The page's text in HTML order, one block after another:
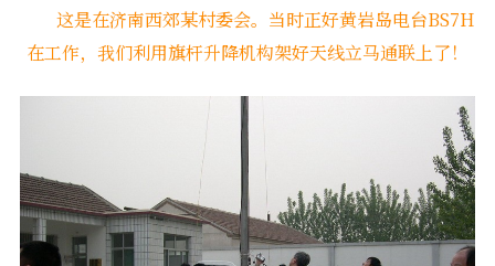
这是在济南西郊某村委会。当时正好黄岩岛电台BS7H
在工作，我们利用旗杆升降机构架好天线立马通联上了！